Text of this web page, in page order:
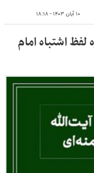
۱۰ آبان ۱۴۰۳ - ۱۸:۱۸
لفظ اشتباه امام